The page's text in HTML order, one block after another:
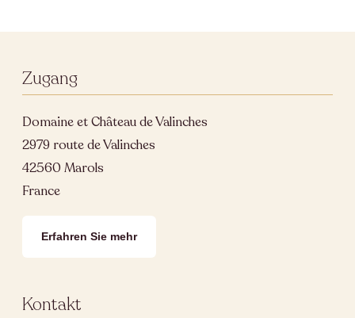
Zugang
Domaine et Château de Valinches
2979 route de Valinches
42560 Marols
France
Erfahren Sie mehr
Kontakt